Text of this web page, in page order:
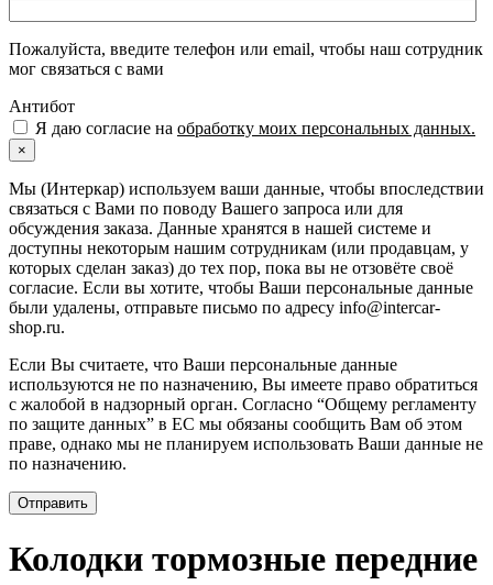
Пожалуйста, введите телефон или email, чтобы наш сотрудник
мог связаться с вами
Антибот
Я даю согласие на обработку моих персональных данных.
×
Мы (Интеркар) используем ваши данные, чтобы впоследствии
связаться с Вами по поводу Вашего запроса или для
обсуждения заказа. Данные хранятся в нашей системе и
доступны некоторым нашим сотрудникам (или продавцам, у
которых сделан заказ) до тех пор, пока вы не отзовёте своё
согласие. Если вы хотите, чтобы Ваши персональные данные
были удалены, отправьте письмо по адресу info@intercar-
shop.ru.
Если Вы считаете, что Ваши персональные данные
используются не по назначению, Вы имеете право обратиться
с жалобой в надзорный орган. Согласно “Общему регламенту
по защите данных” в ЕС мы обязаны сообщить Вам об этом
праве, однако мы не планируем использовать Ваши данные не
по назначению.
Отправить
Колодки тормозные передние